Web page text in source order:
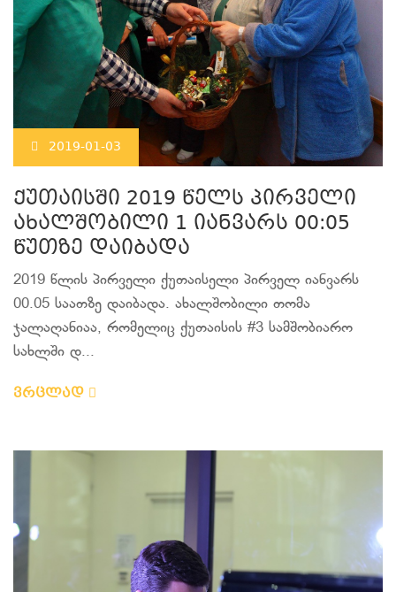
2019-01-03
ქუთაისში 2019 წელს პირველი
ახალშობილი 1 იანვარს 00:05
წუთზე დაიბადა
2019 წლის პირველი ქუთაისელი პირველ იანვარს
00.05 საათზე დაიბადა. ახალშობილი თომა
ჯალაღანიაა, რომელიც ქუთაისის #3 სამშობიარო
სახლში დ...
ვრცლად